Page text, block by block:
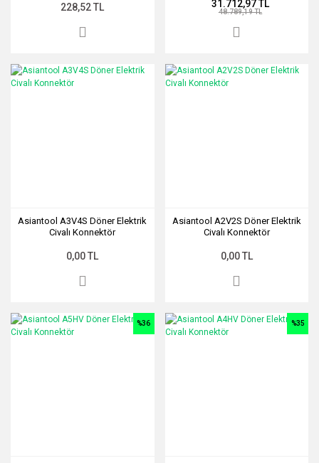
228,52 TL 31.712,97 TL
48.789,19 TL
Asiantool A3V4S Döner Elektrik
Civalı Konnektör
0,00 TL
Asiantool A2V2S Döner Elektrik
Civalı Konnektör
0,00 TL
%36 %35